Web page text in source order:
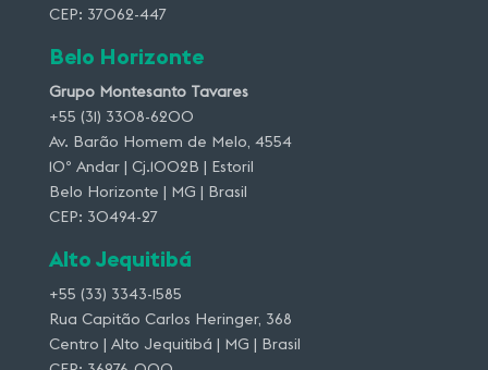
CEP: 37062-447
Belo Horizonte
Grupo Montesanto Tavares
+55 (31) 3308-6200
Av. Barão Homem de Melo, 4554
10º Andar | Cj.1002B | Estoril
Belo Horizonte | MG | Brasil
CEP: 30494-27
Alto Jequitibá
+55 (33) 3343-1585
Rua Capitão Carlos Heringer, 368
Centro | Alto Jequitibá | MG | Brasil